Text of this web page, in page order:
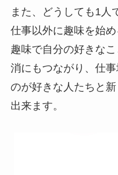
また、どうしても1人
仕事以外に趣味を始め
趣味で自分の好きな
消にもつながり、仕
のが好きな人たちと
出来ます。